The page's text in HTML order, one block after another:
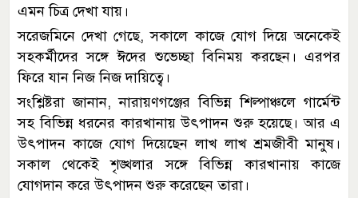
এমন চিত্র দেখা যায়।
সরেজমিনে দেখা গেছে, সকালে কাজে যোগ দিয়ে অনেকেই
সহকর্মীদের সঙ্গে ঈদের শুভেচ্ছা বিনিময় করছেন। এরপর
ফিরে যান নিজ নিজ দায়িত্বে।
সংশ্লিষ্টরা জানান, নারায়ণগঞ্জের বিভিন্ন শিল্পাঞ্চলে গার্মেন্ট
সহ বিভিন্ন ধরনের কারখানায় উৎপাদন শুরু হয়েছে। আর এ
উৎপাদন কাজে যোগ দিয়েছেন লাখ লাখ শ্রমজীবী মানুষ।
সকাল থেকেই শৃঙ্খলার সঙ্গে বিভিন্ন কারখানায় কাজে
যোগদান করে উৎপাদন শুরু করেছেন তারা।